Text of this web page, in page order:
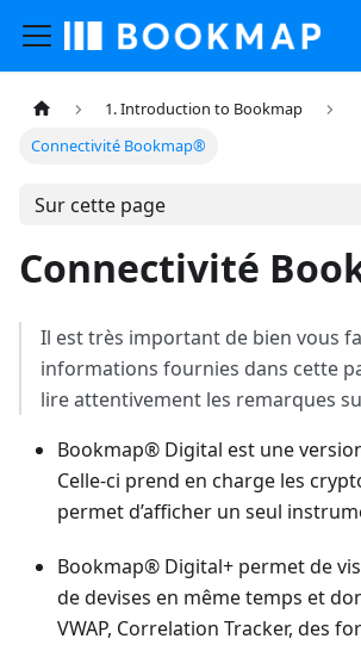
1. Introduction to Bookmap
Connectivité Bookmap®
Sur cette page
Connectivité
Il est très important de bien vous
informations fournies dans cette
lire attentivement les remarques
Bookmap® Digital est une version
Celle-ci prend en charge les
permet d’afficher un seul
Bookmap® Digital+ permet de
de devises en même temps et
VWAP, Correlation Tracker, des